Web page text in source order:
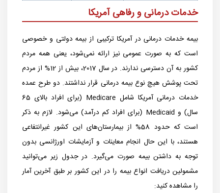
خدمات درمانی و رفاهی آمریکا
بیمه خدمات درمانی در آمریکا ترکیبی از بیمه دولتی و خصوصی
است که به صورت عمومی نیز ارائه نمی‌شود، یعنی همه مردم
کشور به آن دسترسی ندارند. در سال 2017، بیش از 12% از مردم
تحت پوشش هیچ نوع بیمه درمانی قرار نداشتند. دو طرح عمده
خدمات درمانی آمریکا شامل Medicare (برای افراد بالای 65
سال) و Medicaid (برای افراد کم درآمد) می‌شود. لازم به ذکر
است که حدود 58% از بیمارستان‌های این کشور غیرانتفاعی
هستند، با این حال انجام معاینات و آزمایشات اورژانسی بدون
توجه به داشتن بیمه صورت می‌گیرد. در جدول زیر می‌توانید
مشمولین دریافت انواع بیمه را در این کشور بر طبق آخرین آمار
را مشاهده کنید: